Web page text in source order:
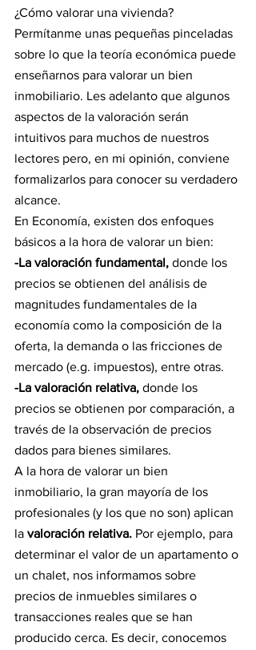
¿Cómo valorar una vivienda?
Permítanme unas pequeñas pinceladas
sobre lo que la teoría económica puede
enseñarnos para valorar un bien
inmobiliario. Les adelanto que algunos
aspectos de la valoración serán
intuitivos para muchos de nuestros
lectores pero, en mi opinión, conviene
formalizarlos para conocer su verdadero
alcance.
En Economía, existen dos enfoques
básicos a la hora de valorar un bien:
-La valoración fundamental, donde los
precios se obtienen del análisis de
magnitudes fundamentales de la
economía como la composición de la
oferta, la demanda o las fricciones de
mercado (e.g. impuestos), entre otras.
-La valoración relativa, donde los
precios se obtienen por comparación, a
través de la observación de precios
dados para bienes similares.
A la hora de valorar un bien
inmobiliario, la gran mayoría de los
profesionales (y los que no son) aplican
la valoración relativa. Por ejemplo, para
determinar el valor de un apartamento o
un chalet, nos informamos sobre
precios de inmuebles similares o
transacciones reales que se han
producido cerca. Es decir, conocemos